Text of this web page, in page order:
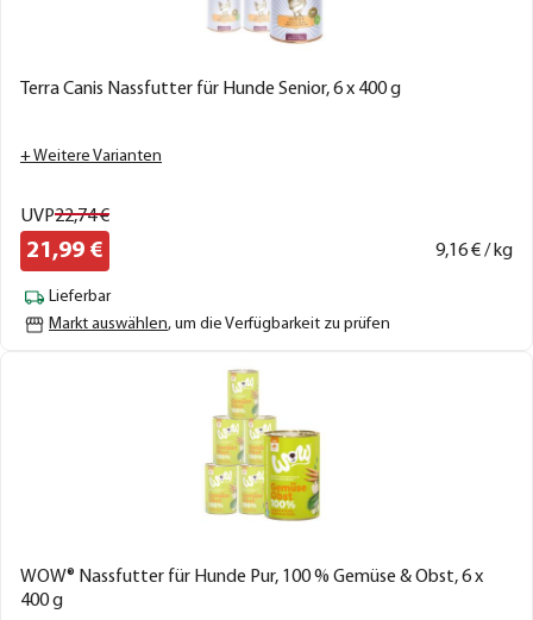
Terra Canis Nassfutter für Hunde Senior, 6 x 400 g
+ Weitere Varianten
UVP22,74€
21,99 € 9,16€ / kg
Lieferbar
Markt auswählen, um die Verfügbarkeit zu prüfen
WOW® Nassfutter für Hunde Pur, 100 % Gemüse & Obst, 6 x
400 g